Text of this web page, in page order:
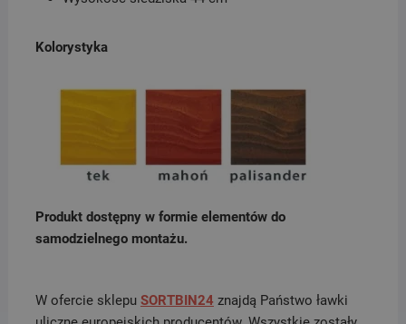
Kolorystyka
Produkt dostępny w formie elementów do
samodzielnego montażu.
W ofercie sklepu SORTBIN24 znajdą Państwo ławki